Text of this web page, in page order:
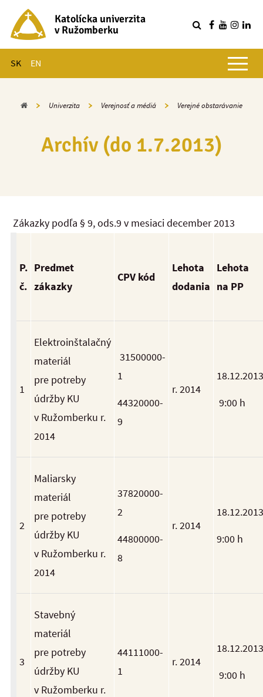
Katolícka univerzita
v Ružomberku
SK EN
Hlavné menu
Domov Univerzita Verejnosť a médiá Verejné obstarávanie
Archív (do 1.7.2013)
Zákazky podľa § 9, ods.9 v mesiaci december 2013
P.
č.
Predmet
zákazky
CPV kód
Lehota
dodania
Lehota
na PP
1
Elektroinštalačný
materiál
pre potreby
údržby KU
v Ružomberku r.
2014
31500000-
1
44320000-
9
r. 2014
18.12.2013
9:00 h
2
Maliarsky
materiál
pre potreby
údržby KU
v Ružomberku r.
2014
37820000-
2
44800000-
8
r. 2014
18.12.2013
9:00 h
3
Stavebný
materiál
pre potreby
údržby KU
v Ružomberku r.
44111000-
1
r. 2014
18.12.2013
9:00 h